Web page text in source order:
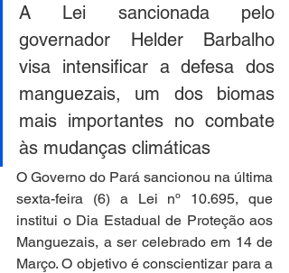
A Lei sancionada pelo
governador Helder Barbalho
visa intensificar a defesa dos
manguezais, um dos biomas
mais importantes no combate
às mudanças climáticas
O Governo do Pará sancionou na última
sexta-feira (6) a Lei nº 10.695, que
institui o Dia Estadual de Proteção aos
Manguezais, a ser celebrado em 14 de
Março. O objetivo é conscientizar para a